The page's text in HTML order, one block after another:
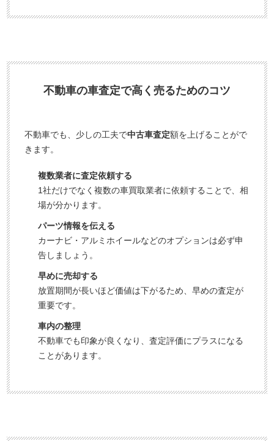
不動車の車査定で高く売るためのコツ
不動車でも、少しの工夫で中古車査定額を上げることがで
きます。
複数業者に査定依頼する
1社だけでなく複数の車買取業者に依頼することで、相
場が分かります。
パーツ情報を伝える
カーナビ・アルミホイールなどのオプションは必ず申
告しましょう。
早めに売却する
放置期間が長いほど価値は下がるため、早めの査定が
重要です。
車内の整理
不動車でも印象が良くなり、査定評価にプラスになる
ことがあります。